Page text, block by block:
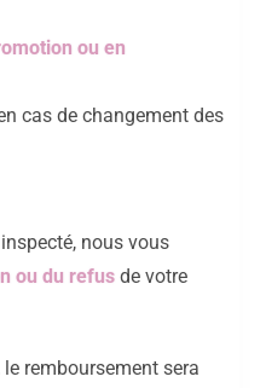
ou en
cas de changement des
nous vous
ou du refus de votre
remboursement sera